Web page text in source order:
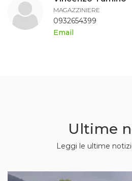
MAGAZZINIERE
0932654399
Email
Ultime
Leggi le ultime